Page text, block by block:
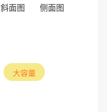
斜面图 侧面图
大容量